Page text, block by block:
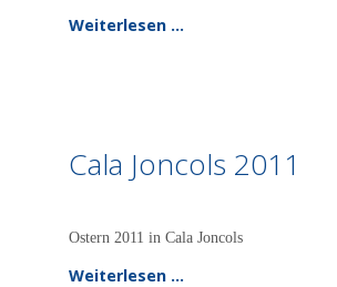
Weiterlesen …
Cala Joncols 2011
Ostern 2011 in Cala Joncols
Weiterlesen …